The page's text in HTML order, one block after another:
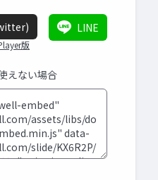
版
LINE
えない場合